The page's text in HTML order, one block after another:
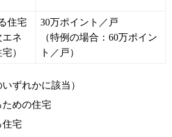
住宅
エネ
）
30万ポイント／戸
（特例の場合：60万ポイン
ト／戸）
ずれかに該当）
ための住宅
住宅